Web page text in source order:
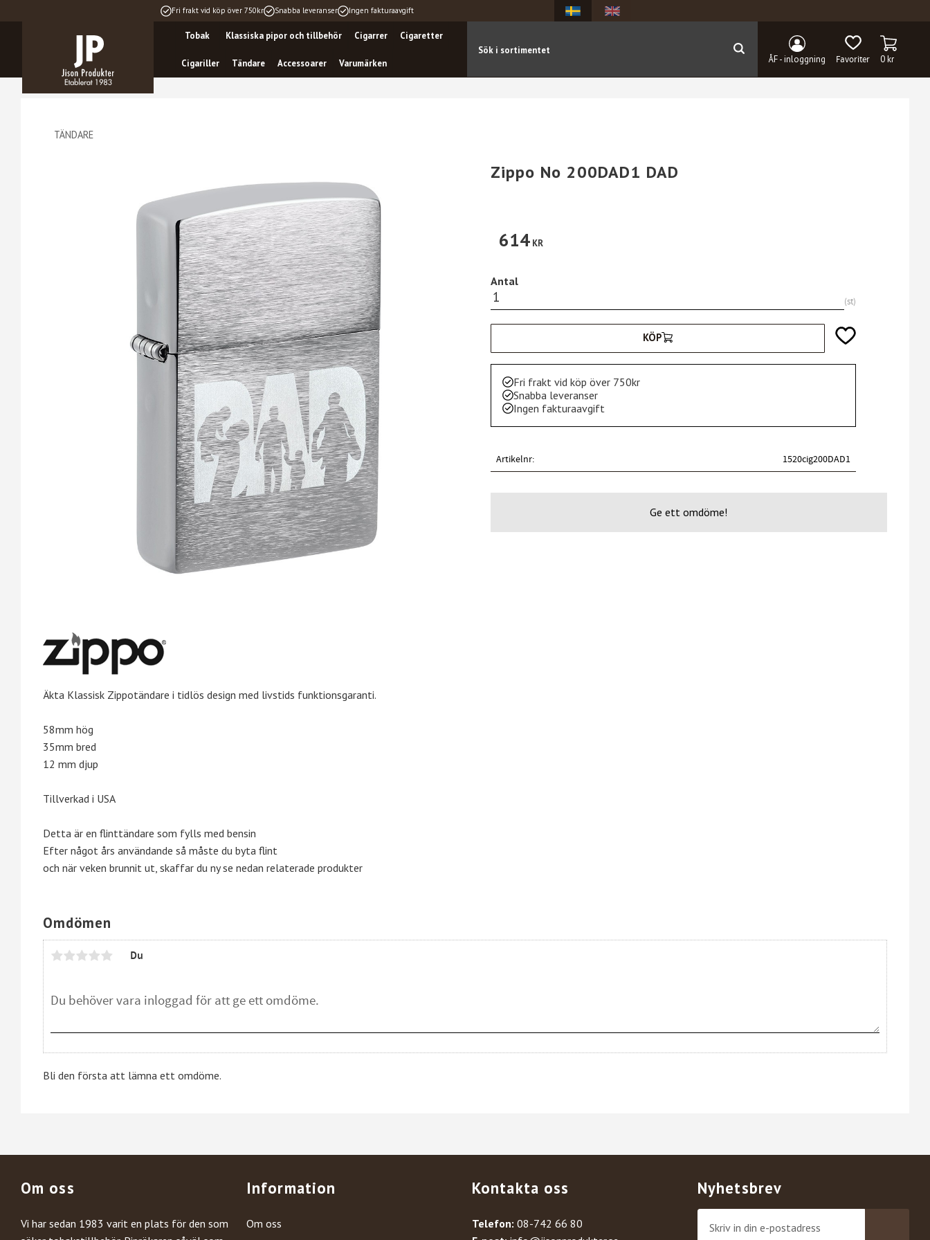
Fri frakt vid köp över 750kr Snabba leveranser Ingen fakturaavgift
Tobak Klassiska pipor och tillbehör Cigarrer Cigaretter
Cigariller Tändare Accessoarer Varumärken ÅF - inloggning FAVORITER0kr
TÄNDARE
Zippo No 200DAD1 DAD
614KR
Antal
st
KÖP Lägg till i favoriter
Fri frakt vid köp över 750kr
Snabba leveranser
Ingen fakturaavgift
Artikelnr 1520cig200DAD1
Ge ett omdöme!
Äkta Klassisk Zippotändare i tidlös design med livstids funktionsgaranti.
58mm hög
35mm bred
12 mm djup
Tillverkad i USA
Detta är en flinttändare som fylls med bensin
Efter något års användande så måste du byta flint
och när veken brunnit ut, skaffar du ny se nedan relaterade produkter
Omdömen
Du
Bli den första att lämna ett omdöme.
Om oss
Vi har sedan 1983 varit en plats för den som
Information
Om oss
Kontakta oss
Telefon: 08-742 66 80
Nyhetsbrev